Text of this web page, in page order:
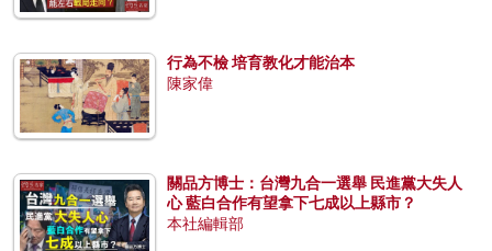
行為不檢 培育教化才能治本
陳家偉
關品方博士：台灣九合一選舉 民進黨大失人
心 藍白合作有望拿下七成以上縣市？
本社編輯部